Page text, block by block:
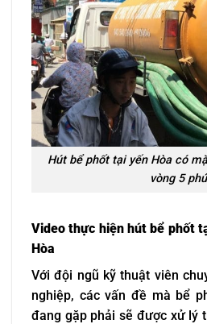
Hút bể phốt tại yến Hòa có
vòng 5
Video thực hiện hút bể phốt
Hòa
Với đội ngũ kỹ thuật viên
nghiệp, các vấn đề mà bể
đang gặp phải sẽ được xử lý